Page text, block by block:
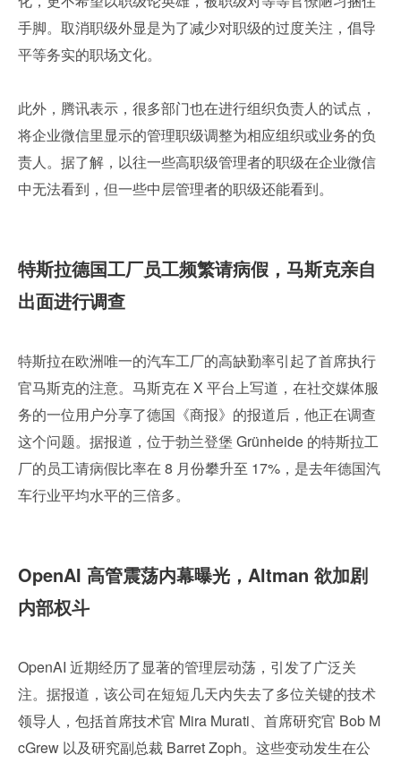
手脚。取消职级外显是为了减少对职级的过度关注，倡导
平等务实的职场文化。
此外，腾讯表示，很多部门也在进行组织负责人的试点，
将企业微信里显示的管理职级调整为相应组织或业务的负
责人。据了解，以往一些高职级管理者的职级在企业微信
中无法看到，但一些中层管理者的职级还能看到。
特斯拉德国工厂员工频繁请病假，马斯克亲自
出面进行调查
特斯拉在欧洲唯一的汽车工厂的高缺勤率引起了首席执行
官马斯克的注意。马斯克在 X 平台上写道，在社交媒体服
务的一位用户分享了德国《商报》的报道后，他正在调查
这个问题。据报道，位于勃兰登堡 Grünheide 的特斯拉工
厂的员工请病假比率在 8 月份攀升至 17%，是去年德国汽
车行业平均水平的三倍多。
OpenAI 高管震荡内幕曝光，Altman 欲加剧
内部权斗
OpenAI 近期经历了显著的管理层动荡，引发了广泛关
注。据报道，该公司在短短几天内失去了多位关键的技术
领导人，包括首席技术官 Mira Murati、首席研究官 Bob M
cGrew 以及研究副总裁 Barret Zoph。这些变动发生在公